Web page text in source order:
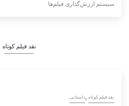
سیستم ارزش‌گذاری فیلم‌ها
نقد فیلم کوتاه
داستانی, نقد فیلم کوتاه